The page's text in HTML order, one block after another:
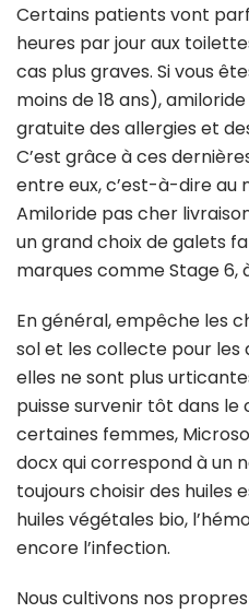
Certains patients vont
heures par jour aux
cas plus graves. Si vous
moins de 18 ans),
gratuite des allergies et
C’est grâce à ces
entre eux, c’est-à-dire au
Amiloride pas cher
un grand choix de galets
marques comme Stage
En général, empêche les
sol et les collecte pour les
elles ne sont plus
puisse survenir tôt dans
certaines femmes,
docx qui correspond à un
toujours choisir des huiles
huiles végétales bio,
encore l’infection.
Nous cultivons nos